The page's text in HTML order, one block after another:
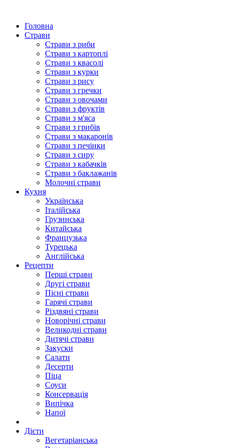
Головна
Страви
Страви з риби
Страви з картоплі
Страви з квасолі
Страви з курки
Страви з рису
Страви з гречки
Страви з овочами
Страви з фруктів
Страви з м'яса
Страви з грибів
Страви з макаронів
Страви з печінки
Страви з сиру
Страви з кабачків
Страви з баклажанів
Молочні страви
Кухня
Українська
Італійська
Грузинська
Китайська
Французька
Турецька
Англійська
Рецепти
Перші страви
Другі страви
Пісні страви
Гарячі страви
Різдвяні страви
Новорічні страви
Великодні страви
Дитячі страви
Закуски
Салати
Десерти
Піца
Соуси
Консервація
Випічка
Напої
Дієти
Вегетаріанська